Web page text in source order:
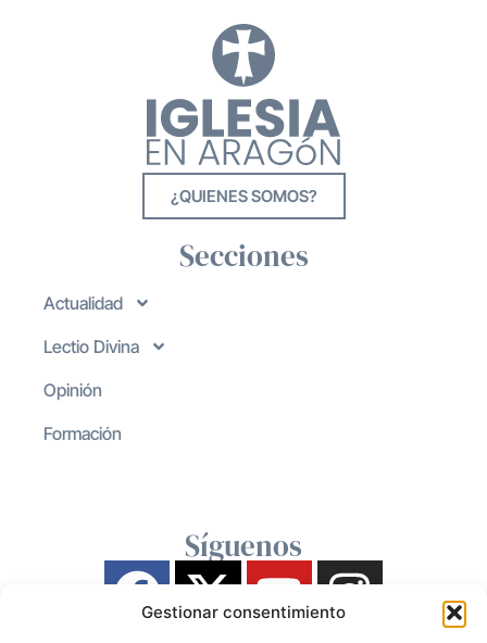
Gestionar consentimiento
¿QUIENES SOMOS?
Secciones
Actualidad
Lectio Divina
Opinión
Formación
Síguenos